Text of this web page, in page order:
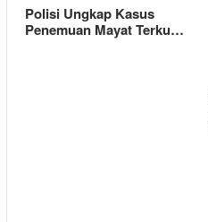
Polisi Ungkap Kasus
Penemuan Mayat Terku…